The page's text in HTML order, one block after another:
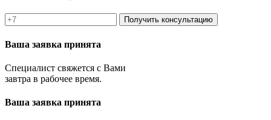
Получить консультацию
Ваша заявка принята
Специалист свяжется с Вами
завтра в рабочее время.
Ваша заявка принята